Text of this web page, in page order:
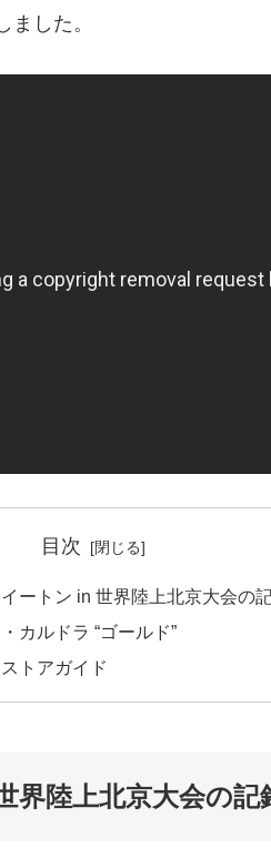
した。
目次
ートン in 世界陸上北京大会の記
カルドラ “ゴールド”
トアガイド
陸上北京大会の記